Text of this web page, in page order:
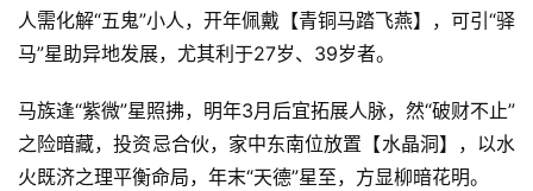
人需化解“五鬼”小人，开年佩戴【青铜马踏飞燕】，可引“驿
马”星助异地发展，尤其利于27岁、39岁者。
马族逢“紫微”星照拂，明年3月后宜拓展人脉，然“破财不止”
之险暗藏，投资忌合伙，家中东南位放置【水晶洞】，以水
火既济之理平衡命局，年末“天德”星至，方显柳暗花明。